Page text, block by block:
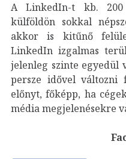
A LinkedIn-t kb. 200
külföldön sokkal
akkor is kitűnő
LinkedIn izgalmas
jelenleg szinte egyedül
persze idővel változni
előnyt, főképp, ha
média megjelenésekre